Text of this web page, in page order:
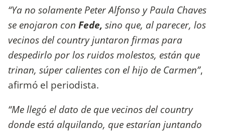
“Ya no solamente Peter Alfonso y Paula Chaves
se enojaron con Fede, sino que, al parecer, los
vecinos del country juntaron firmas para
despedirlo por los ruidos molestos, están que
trinan, súper calientes con el hijo de Carmen”,
afirmó el periodista.
“Me llegó el dato de que vecinos del country
donde está alquilando, que estarían juntando